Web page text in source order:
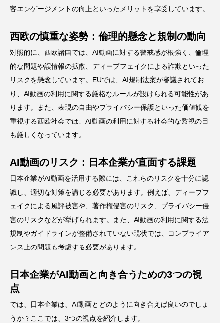
客エンゲージメントの向上といったメリットを享受しています。
西欧の慎重な姿勢：倫理的懸念と規制の動向
対照的に、西欧諸国では、AI動画に対する警戒感が根強く、倫理
的な問題や誤情報の拡散、ディープフェイクによる詐欺といった
リスクを懸念しています。EUでは、AI規制法案が審議されてお
り、AI動画の利用に関する厳格なルールが設けられる可能性があ
ります。また、表現の自由やプライバシー保護といった価値観を
重視する西欧社会では、AI動画の利用に対する社会的な監視の目
も厳しくなっています。
AI動画のリスク：日本企業が直面する課題
日本企業がAI動画を活用する際には、これらのリスクを十分に認
識し、適切な対策を講じる必要があります。例えば、ディープフ
ェイクによる風評被害や、著作権侵害のリスク、プライバシー侵
害のリスクなどが挙げられます。また、AI動画の利用に関する法
規制やガイドラインが整備されていない現状では、コンプライア
ンス上の問題も考慮する必要があります。
日本企業がAI動画と向き合うための3つの視
点
では、日本企業は、AI動画とどのように向き合えば良いのでしょ
うか？ここでは、3つの視点を紹介します。